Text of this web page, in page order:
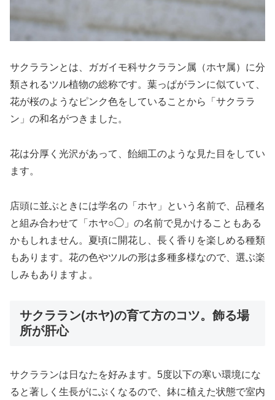
サクラランとは、ガガイモ科サクララン属（ホヤ属）に分
類されるツル植物の総称です。葉っぱがランに似ていて、
花が桜のようなピンク色をしていることから「サクララ
ン」の和名がつきました。
花は分厚く光沢があって、飴細工のような見た目をしてい
ます。
店頭に並ぶときには学名の「ホヤ」という名前で、品種名
と組み合わせて「ホヤ○◯」の名前で見かけることもある
かもしれません。夏頃に開花し、長く香りを楽しめる種類
もあります。花の色やツルの形は多種多様なので、選ぶ楽
しみもありますよ。
サクララン(ホヤ)の育て方のコツ。飾る場
所が肝心
サクラランは日なたを好みます。5度以下の寒い環境にな
ると著しく生長がにぶくなるので、鉢に植えた状態で室内